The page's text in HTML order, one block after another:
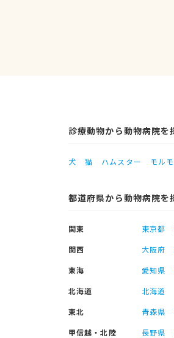
診療動物から動物病院を
犬 猫 ハムスター モル
都道府県から動物病院を
関東 東京都
関西
大阪府
東海
愛知県
北海道
北海道
東北
青森県
甲信越・北陸
長野県